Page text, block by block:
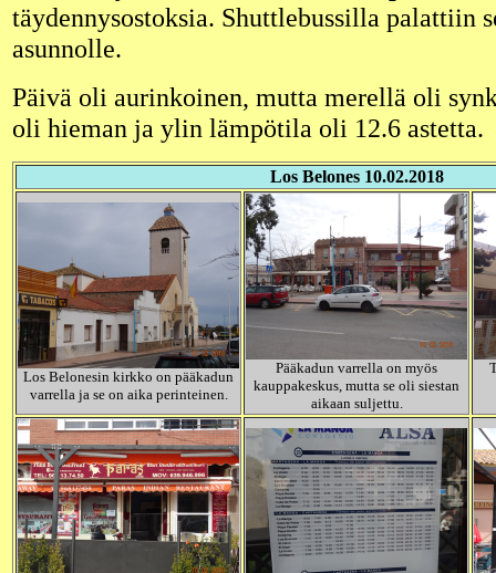
täydennysostoksia. Shuttlebussilla palattiin
asunnolle.
Päivä oli aurinkoinen, mutta merellä oli
oli hieman ja ylin lämpötila oli 12.6 astetta.
Los Belones 10.02.2018
Los Belonesin kirkko on pääkadun
varrella ja se on aika perinteinen.
Pääkadun varrella on myös
kauppakeskus, mutta se oli siestan
aikaan suljettu.